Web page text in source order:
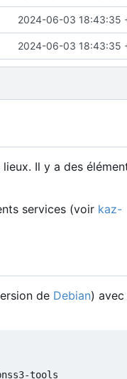
2024-06-03 18:43:35
2024-06-03 18:43:35
Il y a des
services (voir kaz-
de Debian) avec